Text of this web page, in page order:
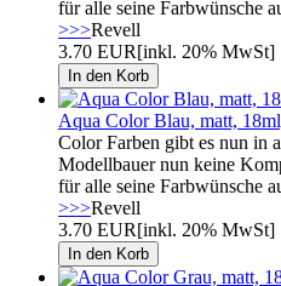
für alle seine Farbwünsche
>>>Revell
3.70 EUR[inkl. 20% MwSt]
Aqua Color Blau, matt,
Color Farben gibt es nun in
Modellbauer nun keine
für alle seine Farbwünsche
>>>Revell
3.70 EUR[inkl. 20% MwSt]